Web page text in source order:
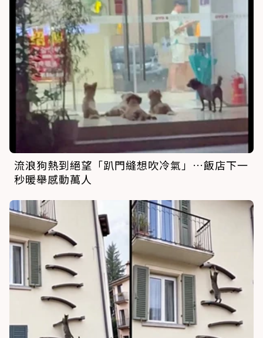
流浪狗熱到絕望「趴門縫想吹冷氣」…飯店下一
秒暖舉感動萬人